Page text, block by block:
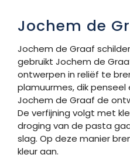
Jochem de
Jochem de Graaf
gebruikt Jochem de
ontwerpen in reliëf te
plamuurmes, dik
Jochem de Graaf de
De verfijning volgt met
droging van de pasta
slag. Op deze manier
kleur aan.